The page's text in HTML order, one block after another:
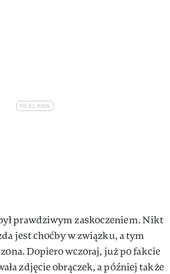
prawdziwym zaskoczeniem. Nikt
jest choćby w związku, a tym
Dopiero wczoraj, już po fakcie
zdjęcie obrączek, a później także